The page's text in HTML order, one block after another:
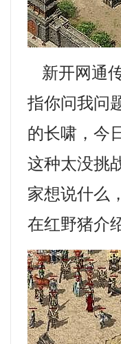
新开网通
指你问我问
的长啸，今
这种太没挑
家想说什么
在红野猪介